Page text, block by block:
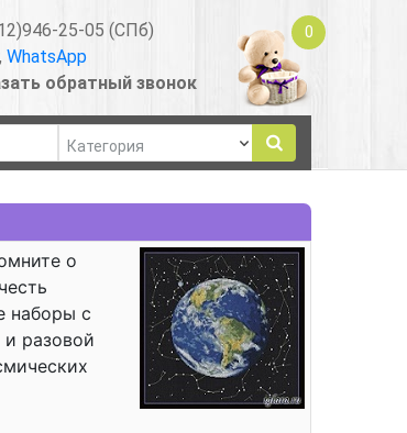
25-05 (СПб)
WhatsApp
обратный звонок
0
о
наборы с
разовой